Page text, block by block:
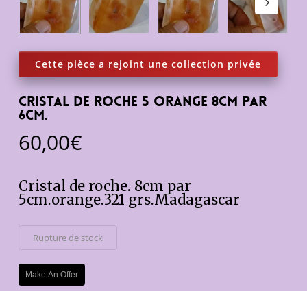
Cristal de roche 5 orange 8cm par
6cm.
60,00€
Cristal de roche. 8cm par
5cm.orange.321 grs.Madagascar
Rupture de stock
Make An Offer